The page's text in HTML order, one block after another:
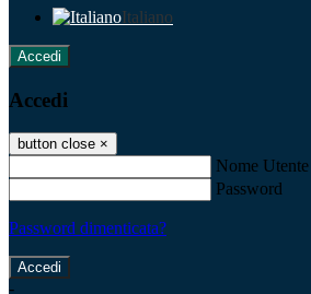
Italiano
Accedi
Accedi
button close ×
Nome Utente
Password
Password dimenticata?
-